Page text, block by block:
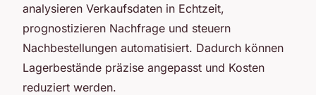
analysieren Verkaufsdaten in Echtzeit,
prognostizieren Nachfrage und steuern
Nachbestellungen automatisiert. Dadurch können
Lagerbestände präzise angepasst und Kosten
reduziert werden.